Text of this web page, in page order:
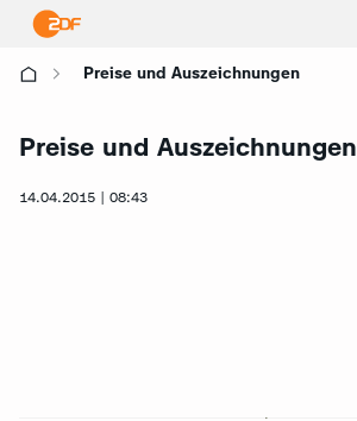
Preise und Auszeichnungen
Preise und Auszeichnungen
14.04.2015 | 08:43